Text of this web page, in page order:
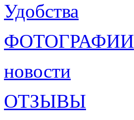
Удобства
ФОТОГРАФИИ
новости
ОТЗЫВЫ